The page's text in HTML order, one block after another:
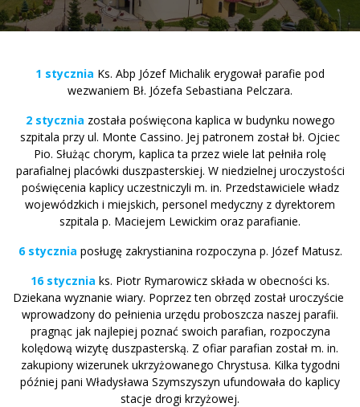
1 stycznia Ks. Abp Józef Michalik erygował parafie pod
wezwaniem Bł. Józefa Sebastiana Pelczara.
2 stycznia została poświęcona kaplica w budynku nowego
szpitala przy ul. Monte Cassino. Jej patronem został bł. Ojciec
Pio. Służąc chorym, kaplica ta przez wiele lat pełniła rolę
parafialnej placówki duszpasterskiej. W niedzielnej uroczystości
poświęcenia kaplicy uczestniczyli m. in. Przedstawiciele władz
wojewódzkich i miejskich, personel medyczny z dyrektorem
szpitala p. Maciejem Lewickim oraz parafianie.
6 stycznia posługę zakrystianina rozpoczyna p. Józef Matusz.
16 stycznia ks. Piotr Rymarowicz składa w obecności ks.
Dziekana wyznanie wiary. Poprzez ten obrzęd został uroczyście
wprowadzony do pełnienia urzędu proboszcza naszej parafii.
pragnąc jak najlepiej poznać swoich parafian, rozpoczyna
kolędową wizytę duszpasterską. Z ofiar parafian został m. in.
zakupiony wizerunek ukrzyżowanego Chrystusa. Kilka tygodni
później pani Władysława Szymszyszyn ufundowała do kaplicy
stacje drogi krzyżowej.